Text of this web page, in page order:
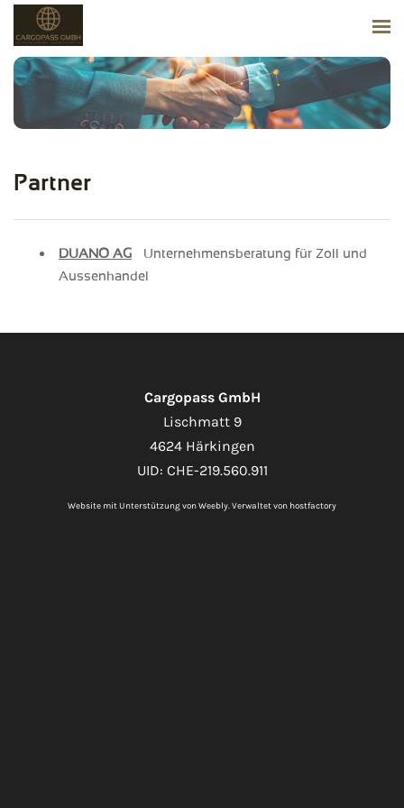
Partner
DUANO AG – Unternehmensberatung für Zoll und
Aussenhandel
Cargopass GmbH
Lischmatt 9
4624 Härkingen
UID: CHE-219.560.911
Website mit Unterstützung von Weebly. Verwaltet von hostfactory